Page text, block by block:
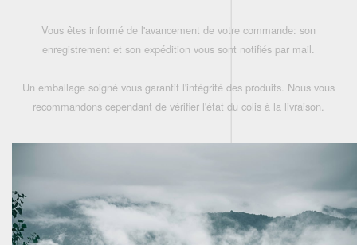
Vous êtes informé de l'avancement de votre commande: son
enregistrement et son expédition vous sont notifiés par mail.
Un emballage soigné vous garantit l'intégrité des produits. Nous vous
recommandons cependant de vérifier l'état du colis à la livraison.